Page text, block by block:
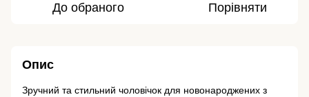
До обраного Порівняти
Опис
Зручний та стильний чоловічок для новонароджених з